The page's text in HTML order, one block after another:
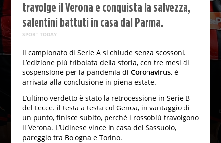
travolge il Verona e conquista la salvezza,
salentini battuti in casa dal Parma.
SPORT TODAY
Il campionato di Serie A si chiude senza scossoni.
L’edizione più tribolata della storia, con tre mesi di
sospensione per la pandemia di Coronavirus, è
arrivata alla conclusione in piena estate.
L’ultimo verdetto è stato la retrocessione in Serie B
del Lecce: il testa a testa col Genoa, in vantaggio di
un punto, finisce subito, perché i rossoblù travolgono
il Verona. L’Udinese vince in casa del Sassuolo,
pareggio tra Bologna e Torino.